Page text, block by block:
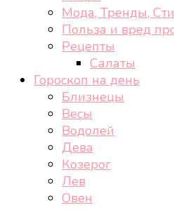
Мода, Тренды,
Польза и вред
Рецепты
Салаты
Гороскоп на день
Близнецы
Весы
Водолей
Дева
Козерог
Лев
Овен